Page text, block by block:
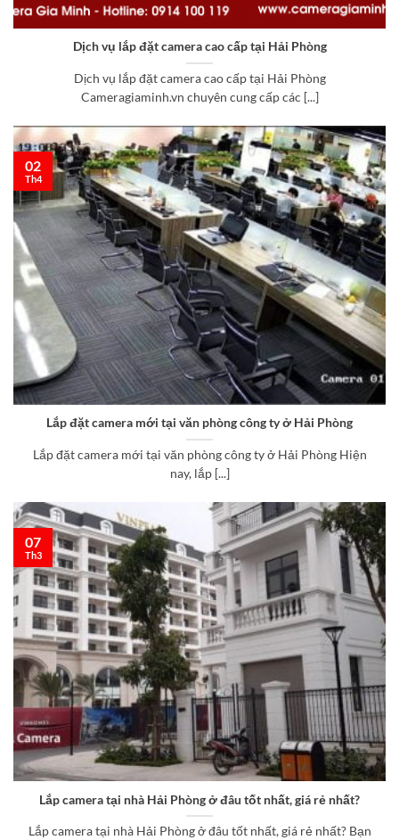
Dịch vụ lắp đặt camera cao cấp tại Hải Phòng
Dịch vụ lắp đặt camera cao cấp tại Hải Phòng
Cameragiaminh.vn chuyên cung cấp các [...]
Lắp đặt camera mới tại văn phòng công ty ở Hải Phòng
Lắp đặt camera mới tại văn phòng công ty ở Hải Phòng Hiện
nay, lắp [...]
02
Th4
Lắp camera tại nhà Hải Phòng ở đâu tốt nhất, giá rẻ nhất?
Lắp camera tại nhà Hải Phòng ở đâu tốt nhất, giá rẻ nhất? Bạn
07
Th3